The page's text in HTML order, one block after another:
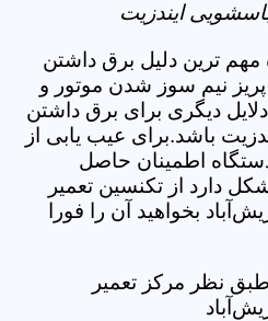
ایندزیت
ترین دلیل برق داشتن
نیم سوز شدن موتور و
دیگری برای برق داشتن
باشد.برای عیب یابی از
اطمینان حاصل
دارد از تکنسین تعمیر
بخواهید آن را فورا
نظر مرکز تعمیر